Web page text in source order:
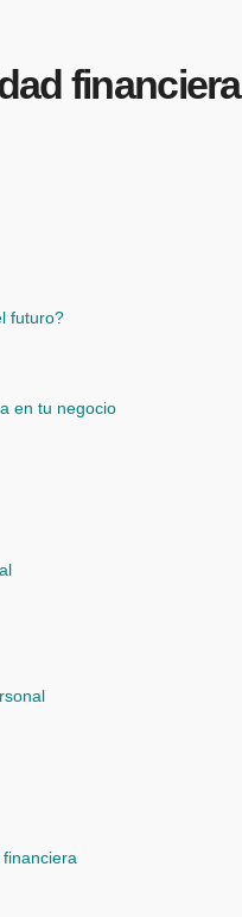
financiera
futuro?
en tu negocio